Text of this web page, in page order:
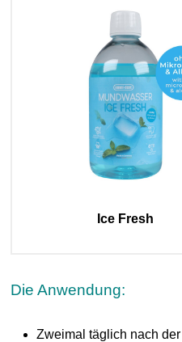
Ice Fresh
Die Anwendung:
Zweimal täglich nach